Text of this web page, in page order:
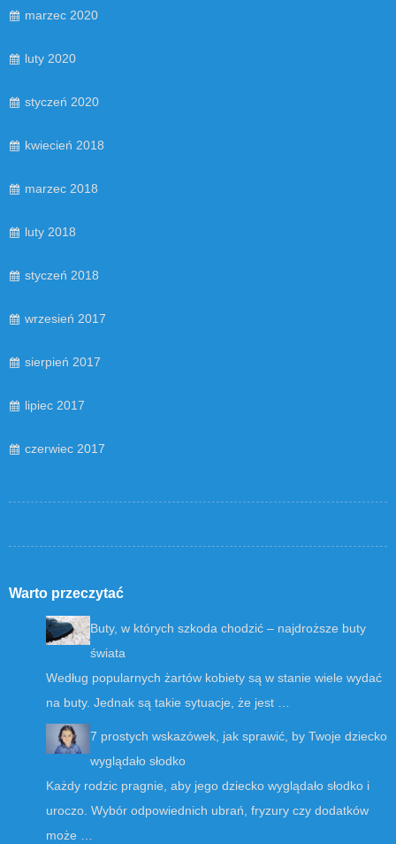
marzec 2020
luty 2020
styczeń 2020
kwiecień 2018
marzec 2018
luty 2018
styczeń 2018
wrzesień 2017
sierpień 2017
lipiec 2017
czerwiec 2017
Warto przeczytać
Buty, w których szkoda chodzić – najdroższe buty
świata
Według popularnych żartów kobiety są w stanie wiele wydać
na buty. Jednak są takie sytuacje, że jest …
7 prostych wskazówek, jak sprawić, by Twoje dziecko
wyglądało słodko
Każdy rodzic pragnie, aby jego dziecko wyglądało słodko i
uroczo. Wybór odpowiednich ubrań, fryzury czy dodatków
może …